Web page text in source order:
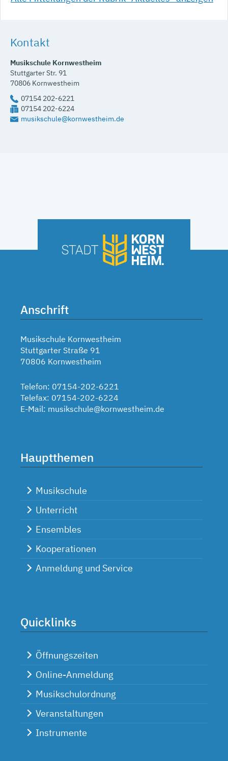
Kontakt
Musikschule Kornwestheim
Stuttgarter Str. 91
70806 Kornwestheim
musikschule@kornwestheim.de
07154 202-6221
07154 202-6224
Anschrift
Musikschule Kornwestheim
Stuttgarter Straße 91
70806 Kornwestheim
Telefon: 07154-202-6221
Telefax: 07154-202-6224
E-Mail: musikschule@kornwestheim.de
Hauptthemen
Musikschule
Unterricht
Ensembles
Kooperationen
Anmeldung und Service
Quicklinks
Öffnungszeiten
Online-Anmeldung
Musikschulordnung
Veranstaltungen
Instrumente